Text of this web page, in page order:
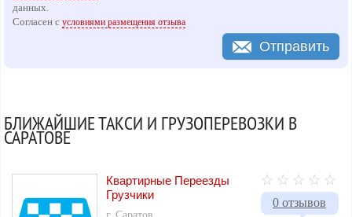
данных.
Согласен сусловиями размещения отзыва
Отправить
БЛИЖАЙШИЕ ТАКСИ И ГРУЗОПЕРЕВОЗКИ В
САРАТОВЕ
0 отзывов
Квартирные Переезды
Грузчики